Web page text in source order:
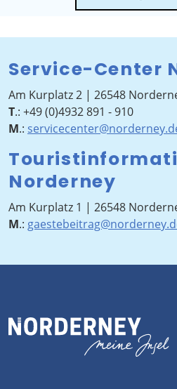
Service-Center
Am Kurplatz 2 | 26548
T.: +49 (0)4932 891 - 910
M.:
Norderney
Am Kurplatz 1 | 26548
M.: